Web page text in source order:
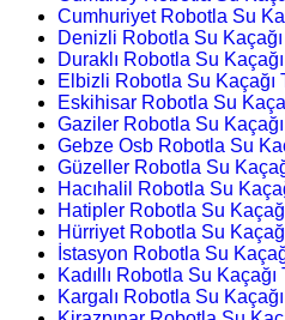
Cumhuriyet Robotla Su
Denizli Robotla Su
Duraklı Robotla Su
Elbizli Robotla Su Kaçağı
Eskihisar Robotla Su
Gaziler Robotla Su
Gebze Osb Robotla Su
Güzeller Robotla Su
Hacıhalil Robotla Su
Hatipler Robotla Su
Hürriyet Robotla Su
İstasyon Robotla Su
Kadıllı Robotla Su Kaçağı
Kargalı Robotla Su